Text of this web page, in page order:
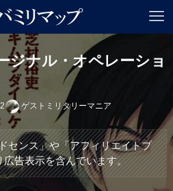
ジナル・オペレーショ
ゲストミリタリーマニア
センス」や「アフィリエイトプ
告表示を含んでいます。